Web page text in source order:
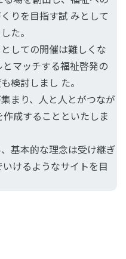
りを目指す試 みとして
た。
しての開催は難しくな
マッチする福祉啓発の
検討しまし た。
まり、人と人とがつなが
成することといたしま
基本的な理念は受け継ぎ
けるようなサイトを目